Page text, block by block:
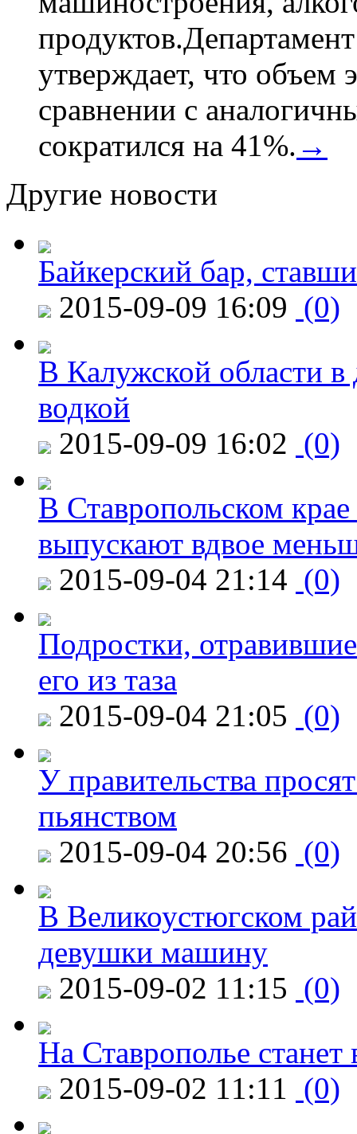
утверждает, что объем
сравнении с
сократился на 41%. →
Другие новости
Байкерский бар,
2015-09-09 16:09 (0)
В Калужской области в
водкой
2015-09-09 16:02 (0)
В Ставропольском
выпускают вдвое
2015-09-04 21:14 (0)
Подростки,
его из таза
2015-09-04 21:05 (0)
У правительства
пьянством
2015-09-04 20:56 (0)
В Великоустюгском
девушки машину
2015-09-02 11:15 (0)
На Ставрополье
2015-09-02 11:11 (0)